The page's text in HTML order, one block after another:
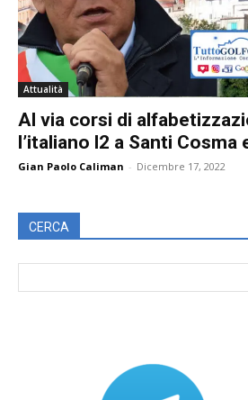
Attualità
Al via corsi di
l’italiano l2 a Santi Cosma
Gian Paolo Caliman - Dicembre 17, 2022
CERCA